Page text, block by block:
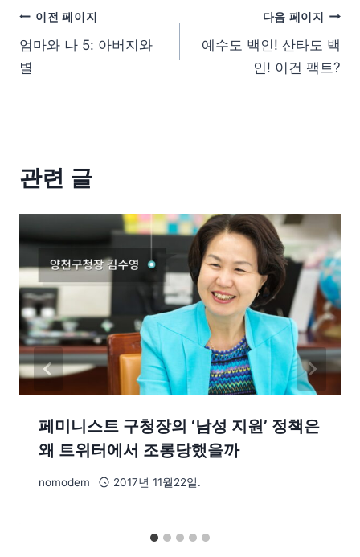
이전 페이지
엄마와 나 5: 아버지와
별
다음 페이지
예수도 백인! 산타도 백
인! 이건 팩트?
관련 글
페미니스트 구청장의 ‘남성 지원’ 정책은
왜 트위터에서 조롱당했을까
nomodem 2017년 11월22일.